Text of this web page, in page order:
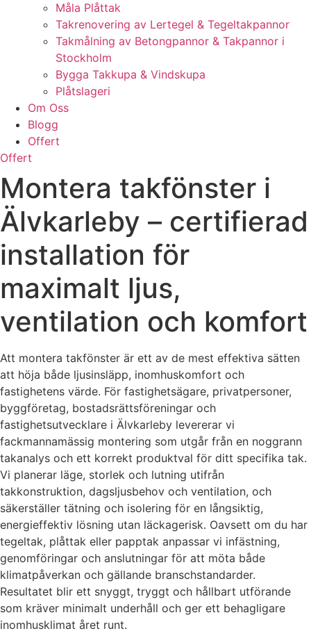
Måla Plåttak
Takrenovering av Lertegel & Tegeltakpannor
Takmålning av Betongpannor & Takpannor i
Stockholm
Bygga Takkupa & Vindskupa
Plåtslageri
Om Oss
Blogg
Offert
Offert
Montera takfönster i
Älvkarleby – certifierad
installation för
maximalt ljus,
ventilation och komfort
Att montera takfönster är ett av de mest effektiva sätten
att höja både ljusinsläpp, inomhuskomfort och
fastighetens värde. För fastighetsägare, privatpersoner,
byggföretag, bostadsrättsföreningar och
fastighetsutvecklare i Älvkarleby levererar vi
fackmannamässig montering som utgår från en noggrann
takanalys och ett korrekt produktval för ditt specifika tak.
Vi planerar läge, storlek och lutning utifrån
takkonstruktion, dagsljusbehov och ventilation, och
säkerställer tätning och isolering för en långsiktig,
energieffektiv lösning utan läckagerisk. Oavsett om du har
tegeltak, plåttak eller papptak anpassar vi infästning,
genomföringar och anslutningar för att möta både
klimatpåverkan och gällande branschstandarder.
Resultatet blir ett snyggt, tryggt och hållbart utförande
som kräver minimalt underhåll och ger ett behagligare
inomhusklimat året runt.